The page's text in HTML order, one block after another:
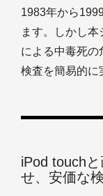
1983年から
ます。しかし
による中毒死の
検査を簡易的に
iPod touch
せ、安価な